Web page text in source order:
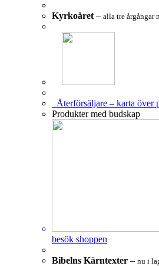
Kyrkoåret – alla tre årgångar
Återförsäljare – karta över
Produkter med budskap
besök shoppen
Bibelns Kärntexter – nu i